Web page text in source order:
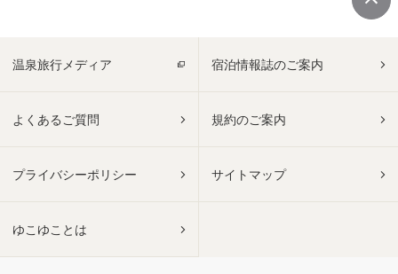
温泉旅行メディア 宿泊情報誌のご案内
よくあるご質問 規約のご案内
プライバシーポリシー サイトマップ
ゆこゆことは